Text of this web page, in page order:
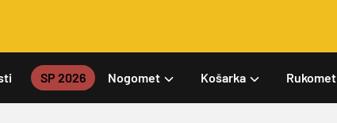
SP 2026 Nogomet Košarka Rukomet